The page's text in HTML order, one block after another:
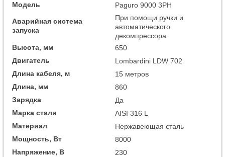
Модель
Paguro 9000 3PH
Аварийная система
запуска
При помощи ручки и
автоматического
декомпрессора
Высота, мм
650
Двигатель
Lombardini LDW 702
Длина кабеля, м
15 метров
Длина, мм
860
Зарядка
Да
Марка стали
AISI 316 L
Материал
Нержавеющая сталь
Мощность, Вт
8000
Напряжение, В
230